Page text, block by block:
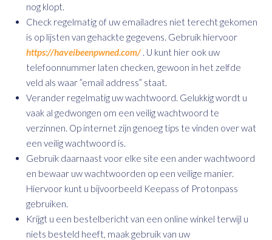
nog klopt.
Check regelmatig of uw emailadres niet terecht gekomen
is op lijsten van gehackte gegevens. Gebruik hiervoor
https://haveibeenpwned.com/. U kunt hier ook uw
telefoonnummer laten checken, gewoon in het zelfde
veld als waar ”email address” staat.
Verander regelmatig uw wachtwoord. Gelukkig wordt u
vaak al gedwongen om een veilig wachtwoord te
verzinnen. Op internet zijn genoeg tips te vinden over wat
een veilig wachtwoord is.
Gebruik daarnaast voor elke site een ander wachtwoord
en bewaar uw wachtwoorden op een veilige manier.
Hiervoor kunt u bijvoorbeeld Keepass of Protonpass
gebruiken.
Krijgt u een bestelbericht van een online winkel terwijl u
niets besteld heeft, maak gebruik van uw